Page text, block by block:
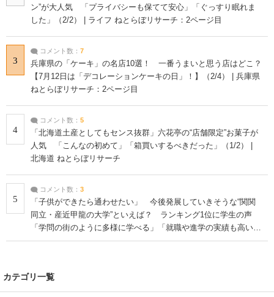
ン”が大人気 「プライバシーも保てて安心」「ぐっすり眠れま
した」（2/2） | ライフ ねとらぼリサーチ：2ページ目
3
コメント数： 7
兵庫県の「ケーキ」の名店10選！ 一番うまいと思う店はどこ？
【7月12日は「デコレーションケーキの日」！】（2/4） | 兵庫県
ねとらぼリサーチ：2ページ目
4
コメント数： 5
「北海道土産としてもセンス抜群」六花亭の“店舗限定”お菓子が
人気 「こんなの初めて」「箱買いするべきだった」（1/2） |
北海道 ねとらぼリサーチ
5
コメント数： 3
「子供ができたら通わせたい」 今後発展していきそうな“関関
同立・産近甲龍の大学”といえば？ ランキング1位に学生の声
「学問の街のように多様に学べる」「就職や進学の実績も高い」
| 大学 ねとらぼリサーチ
カテゴリ一覧